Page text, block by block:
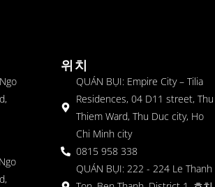
위치
QUÁN BỤI: Empire City – Tilia
Residences, 04 D11 street, Thu
Thiem Ward, Thu Duc city, Ho
Chi Minh city
0815 958 338
QUÁN BỤI: 222 - 224 Le Thanh